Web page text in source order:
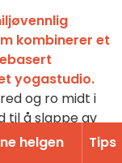
kombinerer et
yogastudio.
og ro midt i
til å slappe av
helgen Tips